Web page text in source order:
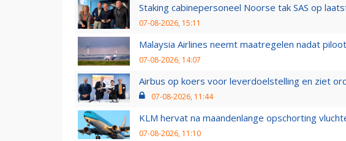
Staking cabinepersoneel Noorse tak SAS op
07-08-2026, 15:11
Malaysia Airlines neemt maatregelen nadat
07-08-2026, 14:07
Airbus op koers voor leverdoelstelling en ziet
07-08-2026, 11:44
KLM hervat na maandenlange opschorting
07-08-2026, 11:10